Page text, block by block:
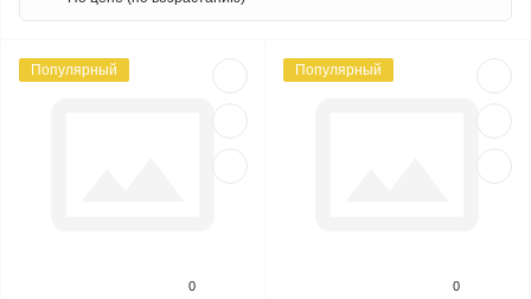
Популярный
0
Популярный
0